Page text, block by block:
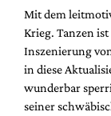
Mit dem
Krieg. Tanzen
Inszenierung
in diese
wunderbar
seiner